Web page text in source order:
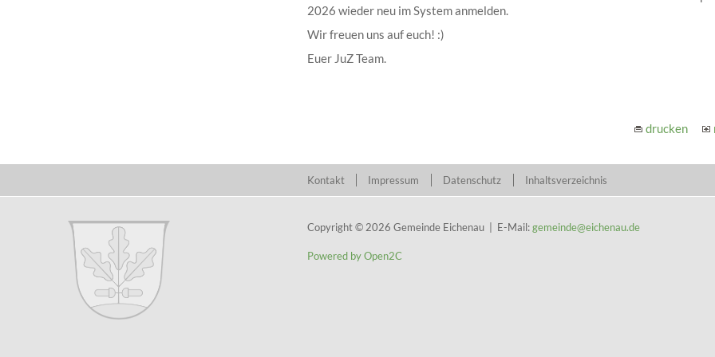
2026 wieder neu im System anmelden.
Wir freuen uns auf euch! :)
Euer JuZ Team.
drucken
Kontakt Impressum Datenschutz Inhaltsverzeichnis
Copyright © 2026 Gemeinde Eichenau | E-Mail:gemeinde@eichenau.de
Powered by Open2C